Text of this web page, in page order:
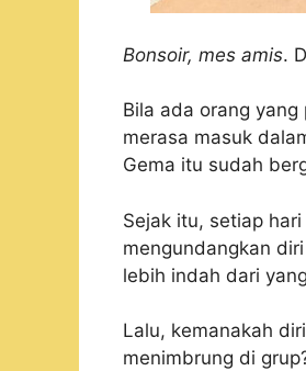
Bonsoir, mes amis.
Bila ada orang
merasa masuk
Gema itu sudah
Sejak itu, setiap
mengundangkan
lebih indah dari
Lalu, kemanakah
menimbrung di